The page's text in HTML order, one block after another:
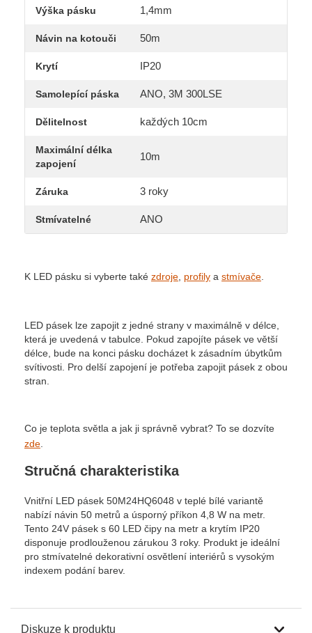
Výška pásku 1,4mm
Návin na kotouči 50m
Krytí IP20
Samolepící páska ANO, 3M 300LSE
Dělitelnost každých 10cm
Maximální délka
zapojení
10m
Záruka 3 roky
Stmívatelné ANO
K LED pásku si vyberte také zdroje profily a stmívače
LED pásek lze zapojit z jedné strany v maximálně v délce,
která je uvedená v tabulce. Pokud zapojíte pásek ve větší
délce, bude na konci pásku docházet k zásadním úbytkům
svítivosti. Pro delší zapojení je potřeba zapojit pásek z obou
stran.
Co je teplota světla a jak ji správně vybrat? To se dozvíte
zde
Stručná charakteristika
Vnitřní LED pásek 50M24HQ6048 v teplé bílé variantě
nabízí návin 50 metrů a úsporný příkon 4,8 W na metr.
Tento 24V pásek s 60 LED čipy na metr a krytím IP20
disponuje prodlouženou zárukou 3 roky. Produkt je ideální
pro stmívatelné dekorativní osvětlení interiérů s vysokým
indexem podání barev.
Diskuze k produktu